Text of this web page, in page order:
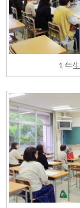
１年